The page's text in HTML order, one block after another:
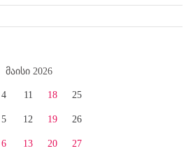
მაისი 2026
4
5
6
11
12
13
18
19
20
25
26
27